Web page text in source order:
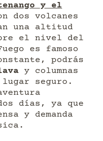
y el
dos volcanes
una altitud
el nivel del
es famoso
podrás
y columnas
lugar seguro.
días, ya que
y demanda